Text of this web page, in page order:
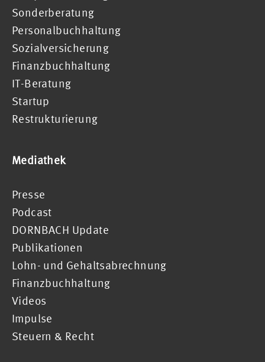
Sonderberatung
Personalbuchhaltung
Sozialversicherung
Finanzbuchhaltung
IT-Beratung
Startup
Restrukturierung
Mediathek
Presse
Podcast
DORNBACH Update
Publikationen
Lohn- und Gehaltsabrechnung
Finanzbuchhaltung
Videos
Impulse
Steuern & Recht